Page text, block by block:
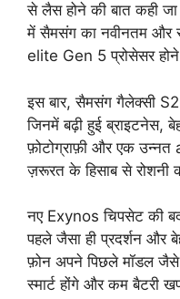
से लैस होने की बात कही
में सैमसंग का नवीनतम और
elite Gen 5 प्रोसेसर होने
इस बार, सैमसंग गैलेक्सी
जिनमें बढ़ी हुई ब्राइटनेस,
फ़ोटोग्राफ़ी और एक उन्नत
ज़रूरत के हिसाब से
नए Exynos चिपसेट की
पहले जैसा ही प्रदर्शन और
फ़ोन अपने पिछले मॉडल जैसे
स्मार्ट होंगे और कम बैटरी